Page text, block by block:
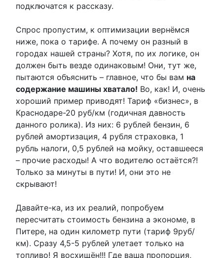
подключатся к рассказу.
Спрос пропустим, к оптимизации вернёмся
ниже, пока о тарифе. А почему он разный в
городах нашей страны? Хотя, по их логике, он
должен быть везде одинаковым! Они, тут же,
пытаются объяснить – главное, что бы вам на
содержание машины хватало! Во, как! И, очень
хороший пример приводят! Тариф «бизнес», в
Краснодаре-20 руб/км (годичная давность
данного ролика). Из них: 6 рублей бензин, 6
рублей амортизация, 4 рубля страховка, 1
рубль налоги, 0,5 рублей на мойку, оставшееся
– прочие расходы! А что водителю остаётся?!
Только за минуты в пути! И, они это не
скрывают!
Давайте-ка, из их реалий, попробуем
пересчитать стоимость бензина а экономе, в
Питере, на один километр пути (тариф 9руб/
км). Сразу 4,5-5 рублей улетает только на
топливо! Я восхищён!!! Где ваша пропорция,